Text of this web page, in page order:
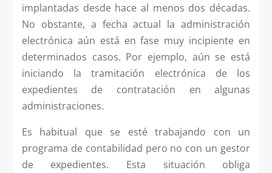
implantadas desde hace al menos dos décadas.
No obstante, a fecha actual la administración
electrónica aún está en fase muy incipiente en
determinados casos. Por ejemplo, aún se está
iniciando la tramitación electrónica de los
expedientes de contratación en algunas
administraciones.
Es habitual que se esté trabajando con un
programa de contabilidad pero no con un gestor
de expedientes. Esta situación obliga